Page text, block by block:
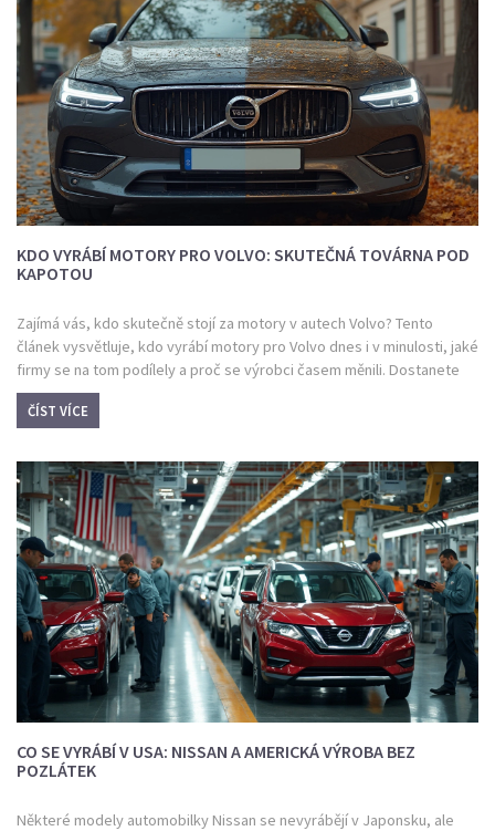
KDO VYRÁBÍ MOTORY PRO VOLVO: SKUTEČNÁ TOVÁRNA POD
KAPOTOU
Zajímá vás, kdo skutečně stojí za motory v autech Volvo? Tento
článek vysvětluje, kdo vyrábí motory pro Volvo dnes i v minulosti, jaké
firmy se na tom podílely a proč se výrobci časem měnili. Dostanete
jasný pohled na to, jestli pod kapotou Volva tiká čistě švédský motor,
nebo má kořeny u jiných značek jako Nissan či Ford. Přináším i tipy, jak
Čtěte dál, pokud chcete vědět, co vlastně vaše Volvo pohání.
ČÍST VÍCE
CO SE VYRÁBÍ V USA: NISSAN A AMERICKÁ VÝROBA BEZ
POZLÁTEK
Některé modely automobilky Nissan se nevyrábějí v Japonsku, ale